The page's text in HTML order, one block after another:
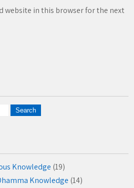
website in this browser for the next
Knowledge (19)
Knowledge (14)